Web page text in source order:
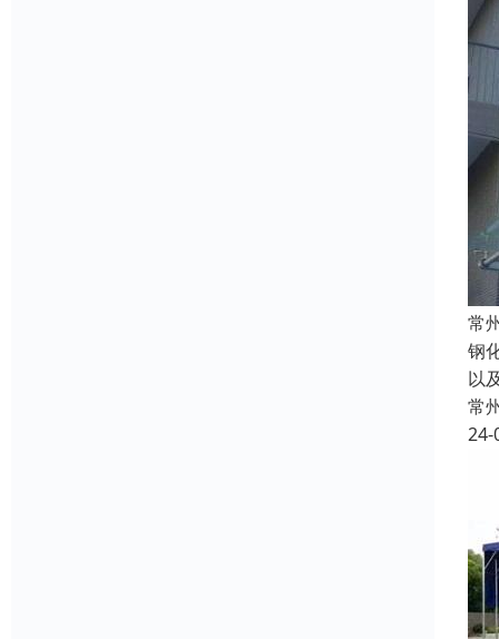
常
钢
以
常
24-